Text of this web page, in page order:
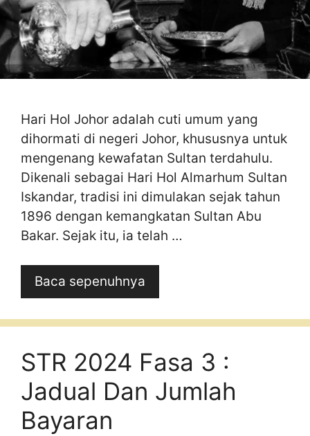
Hari Hol Johor adalah cuti umum yang
dihormati di negeri Johor, khususnya untuk
mengenang kewafatan Sultan terdahulu.
Dikenali sebagai Hari Hol Almarhum Sultan
Iskandar, tradisi ini dimulakan sejak tahun
1896 dengan kemangkatan Sultan Abu
Bakar. Sejak itu, ia telah …
Baca sepenuhnya
STR 2024 Fasa 3 :
Jadual Dan Jumlah
Bayaran